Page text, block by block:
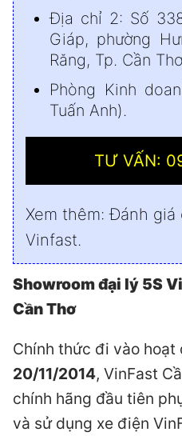
Địa chỉ 2: Số
Giáp, phường
Răng, Tp. Cần
Phòng Kinh
Tuấn Anh).
TƯ VẤN:
Xem thêm:Đánh giá
Vinfast.
Showroom đại lý 5S
Cần Thơ
Chính thức đi vào hoạt
20/11/2014, VinFast
chính hãng đầu tiên
và sử dụng xe điện